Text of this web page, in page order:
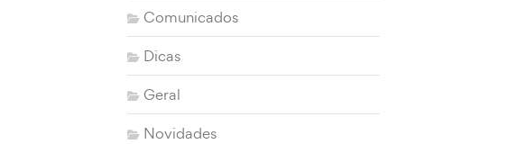
Comunicados
Dicas
Geral
Novidades